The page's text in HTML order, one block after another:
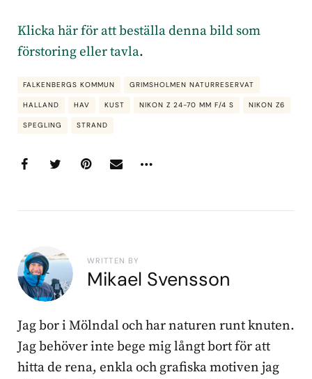
Klicka här för att beställa denna bild som
förstoring eller tavla.
FALKENBERGS KOMMUN GRIMSHOLMEN NATURRESERVAT
HALLAND HAV KUST NIKON Z 24-70 MM F/4 S NIKON Z6
SPEGLING STRAND
WRITTEN BY
Mikael Svensson
Jag bor i Mölndal och har naturen runt knuten.
Jag behöver inte bege mig långt bort för att
hitta de rena, enkla och grafiska motiven jag